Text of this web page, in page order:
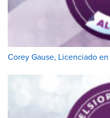
Corey Gause, Licenciado